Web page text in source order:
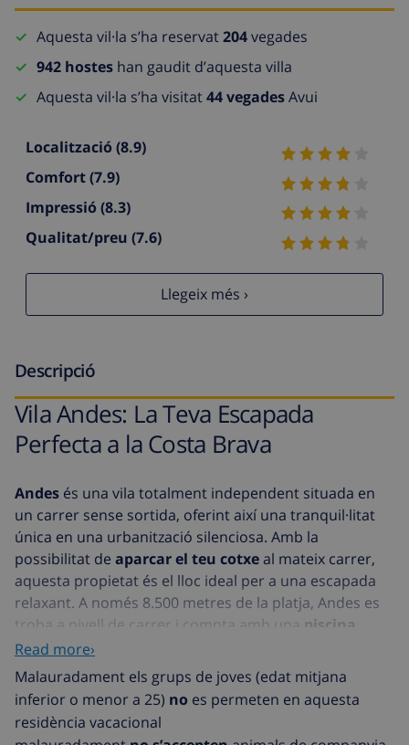
Aquesta vil·la s’ha reservat204vegades
942 hostes han gaudit d’aquesta villa
Aquesta vil·la s’ha visitat44 vegadesAvui
Localització (8.9)
Comfort(7.9)
Impressió (8.3)
Qualitat/preu (7.6)
Llegeix més ›
Descripció
Vila Andes: La Teva Escapada
Perfecta a la Costa Brava
Andes és una vila totalment independent situada en
un carrer sense sortida, oferint així una tranquil·litat
única en una urbanització silenciosa. Amb la
possibilitat de aparcar el teu cotxeal mateix carrer,
aquesta propietat és el lloc ideal per a una escapada
relaxant. A només 8.500 metres de la platja, Andes es
troba a nivell de carrer i compta amb una piscina
privadaper al teu gaudi exclusiu.
Característiques de la Vila Andes
Entrada: Aquí trobaràs la sala d'estar, la cuina, 1
dormitori i 1 bany.
Read more›
Malauradament els grups de joves (edat mitjana
inferior o menor a 25) no es permeten en aquesta
residència vacacional